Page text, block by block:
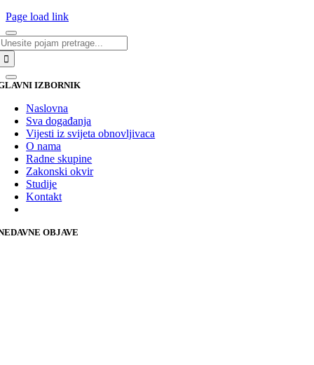
Page load link
IZBORNIK
Naslovna
Sva događanja
Vijesti iz svijeta obnovljivaca
O nama
Radne skupine
Zakonski okvir
Studije
Kontakt
OBJAVE